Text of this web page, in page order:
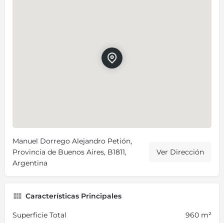
Manuel Dorrego Alejandro Petión,
Provincia de Buenos Aires, B1811,
Argentina
Ver Dirección
Características Principales
Superficie Total 960 m²